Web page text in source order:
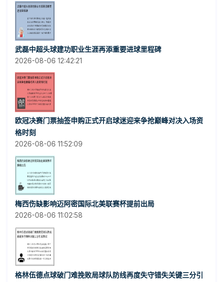
武磊中超头球建功职业生涯再添重要进球里程碑
2026-08-06 12:42:21
欧冠决赛门票抽签申购正式开启球迷迎来争抢巅峰对决入场资
格时刻
2026-08-06 11:52:09
梅西伤缺影响迈阿密国际北美联赛杯提前出局
2026-08-06 11:02:58
格林伍德点球破门难挽败局球队防线再度失守错失关键三分引